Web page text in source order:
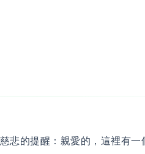
悲的提醒：親愛的，這裡有一